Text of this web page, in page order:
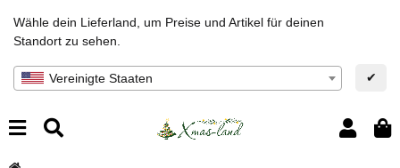
Wähle dein Lieferland, um Preise und Artikel für deinen
Standort zu sehen.
Vereinigte Staaten ✔